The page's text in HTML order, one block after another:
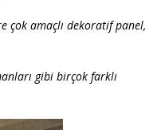
çok amaçlı dekoratif panel,
gibi birçok farklı